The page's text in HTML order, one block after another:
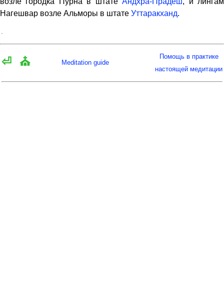
Нагешвар возле Альморы в штате Уттаракханд.
⏎ ⛪ Meditation guide
Помощь в практике
настоящей медитации